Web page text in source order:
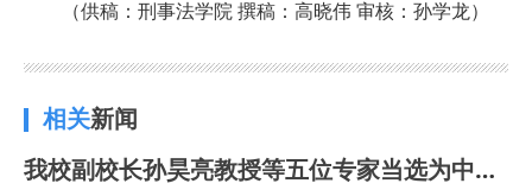
（供稿：刑事法学院 撰稿：高晓伟 审核：孙学龙）
相关新闻
我校副校长孙昊亮教授等五位专家当选为中国法学会经济法学研究会第五届理事会副会长、常务理事等职务